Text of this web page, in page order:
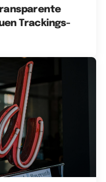
Trackings-